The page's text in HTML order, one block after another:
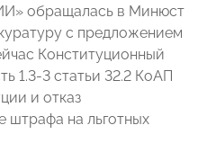
обращалась в Минюст
с предложением
Конституционный
1.3-3 статьи 32.2 КоАП
и отказ
штрафа на льготных